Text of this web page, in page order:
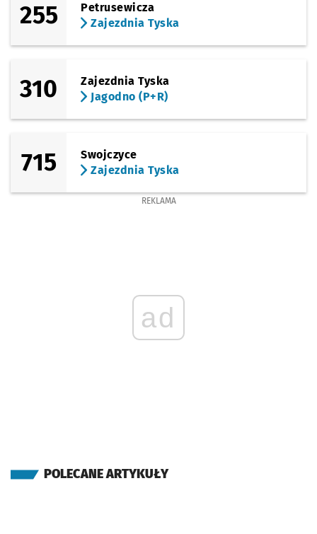
255
Petrusewicza
Zajezdnia Tyska
310
Zajezdnia Tyska
Jagodno (P+R)
715
Swojczyce
Zajezdnia Tyska
REKLAMA
ad
POLECANE ARTYKUŁY